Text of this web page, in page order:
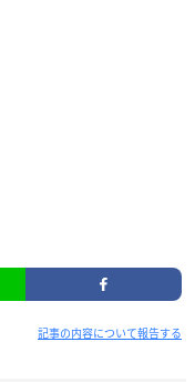
記事の内容について報告する